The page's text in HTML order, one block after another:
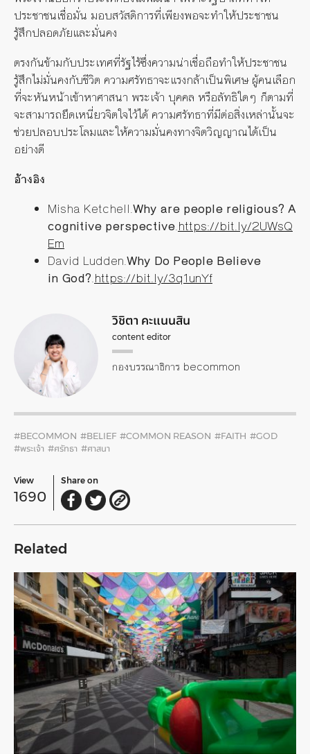
ประชาชนเชื่อมั่น มอบสวัสดิการที่เพียงพอจะทำให้ประชาชน
รู้สึกปลอดภัยและมั่นคง
ตรงกันข้ามกับประเทศที่รัฐไร้ซึ่งความน่าเชื่อถือทำให้ประชาชน
รู้สึกไม่มั่นคงกับชีวิต ความศรัทธาจะแรงกล้าเป็นพิเศษ ผู้คนเลือก
ที่จะหันหน้าเข้าหาศาสนา พระเจ้า บุคคล หรือลัทธิใดๆ ก็ตามที่
จะสามารถยึดเหนี่ยวจิตใจไว้ได้ ความศรัทธาที่มีต่อสิ่งเหล่านั้นจะ
ช่วยปลอบประโลมและให้ความมั่นคงทางจิตวิญญาณได้เป็น
อย่างดี
อ้างอิง
Misha Ketchell.Why are people religious? A
cognitive perspective.https://bit.ly/2UWsQ
Em
David Ludden.Why Do People Believe
in God?.https://bit.ly/3q1unYf
วิชิตา คะแนนสิน
content editor
กองบรรณาธิการ becommon
#BECOMMON #BELIEF #COMMON REASON #FAITH #GOD
#พระเจ้า #ศรัทธา #ศาสนา
View
1690
Share on
Related